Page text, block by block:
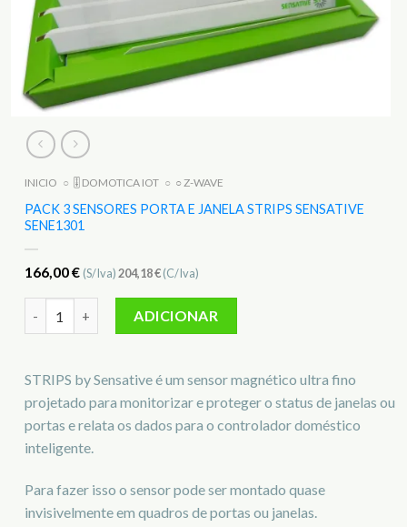
INICIO ○ 🎚️ DOMOTICA IOT ○ ○ Z-WAVE
PACK 3 SENSORES PORTA E JANELA STRIPS SENSATIVE
SENE1301
166,00€ (S/Iva)204,18€(C/Iva)
ADICIONAR
STRIPS by Sensative é um sensor magnético ultra fino
projetado para monitorizar e proteger o status de janelas ou
portas e relata os dados para o controlador doméstico
inteligente.
Para fazer isso o sensor pode ser montado quase
invisivelmente em quadros de portas ou janelas.